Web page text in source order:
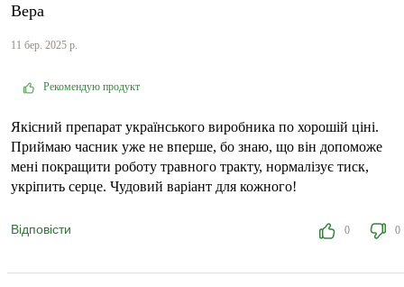
Вера
11 бер. 2025 р.
Рекомендую продукт
Якісний препарат українського виробника по хорошій ціні.
Приймаю часник уже не вперше, бо знаю, що він допоможе
мені покращити роботу травного тракту, нормалізує тиск,
укріпить серце. Чудовий варіант для кожного!
Відповісти 0 0